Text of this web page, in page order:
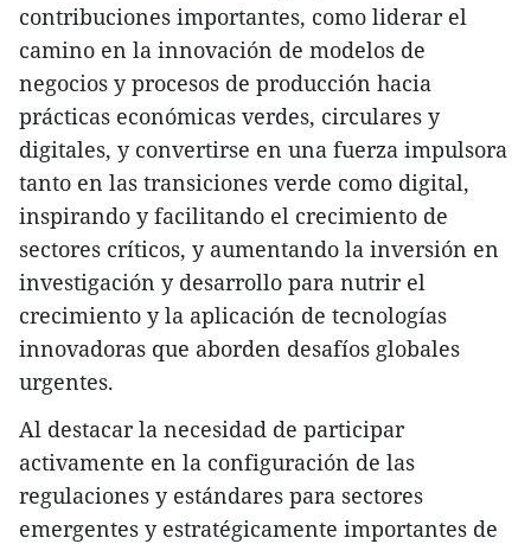
contribuciones importantes, como liderar el
camino en la innovación de modelos de
negocios y procesos de producción hacia
prácticas económicas verdes, circulares y
digitales, y convertirse en una fuerza impulsora
tanto en las transiciones verde como digital,
inspirando y facilitando el crecimiento de
sectores críticos, y aumentando la inversión en
investigación y desarrollo para nutrir el
crecimiento y la aplicación de tecnologías
innovadoras que aborden desafíos globales
urgentes.
Al destacar la necesidad de participar
activamente en la configuración de las
regulaciones y estándares para sectores
emergentes y estratégicamente importantes de